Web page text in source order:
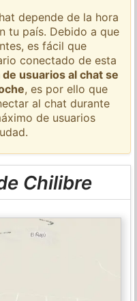
depende de la hora
tu país. Debido a que
es fácil que
conectado de esta
usuarios al chat se
, es por ello que
al chat durante
de usuarios
Chilibre